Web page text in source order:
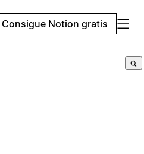
Consigue Notion gratis